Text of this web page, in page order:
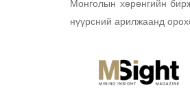
Монголын хөрөнгийн
нүүрсний арилжаанд